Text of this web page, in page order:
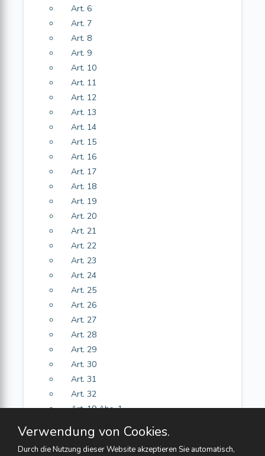
Art. 6
Art. 7
Art. 8
Art. 9
Art. 10
Art. 11
Art. 12
Art. 13
Art. 14
Art. 15
Art. 16
Art. 17
Art. 18
Art. 19
Art. 20
Art. 21
Art. 22
Art. 23
Art. 24
Art. 25
Art. 26
Art. 27
Art. 28
Art. 29
Art. 30
Art. 31
Art. 32
Art. 19 Abs. 1
Verwendung von Cookies.
Durch die Nutzung dieser Website akzeptieren Sie automatisch,